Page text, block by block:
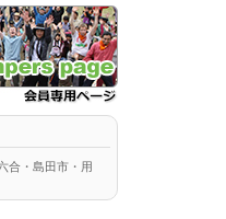
合・島田市・用